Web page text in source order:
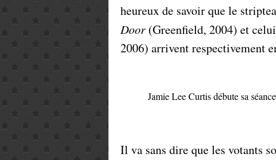
heureux de savoir que le
Door (Greenfield, 2004) et
2006) arrivent respectivement
Jamie Lee Curtis débute sa
Il va sans dire que les votants